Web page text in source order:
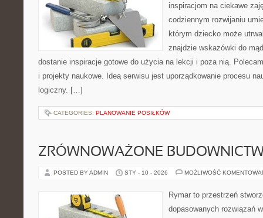
inspiracjom na ciekawe
codziennym rozwijaniu
którym dziecko może
znajdzie wskazówki do
dostanie inspiracje gotowe do użycia na lekcji i poza nią.
i projekty naukowe. Ideą serwisu jest uporządkowanie procesu
logiczny. […]
CATEGORIES: PLANOWANIE POSIŁKÓW
ZRÓWNOWAŻONE
POSTED BY ADMIN STY - 10 - 2026 MOŻLIWOŚĆ
Rymar to przestrzeń
dopasowanych rozwiązań